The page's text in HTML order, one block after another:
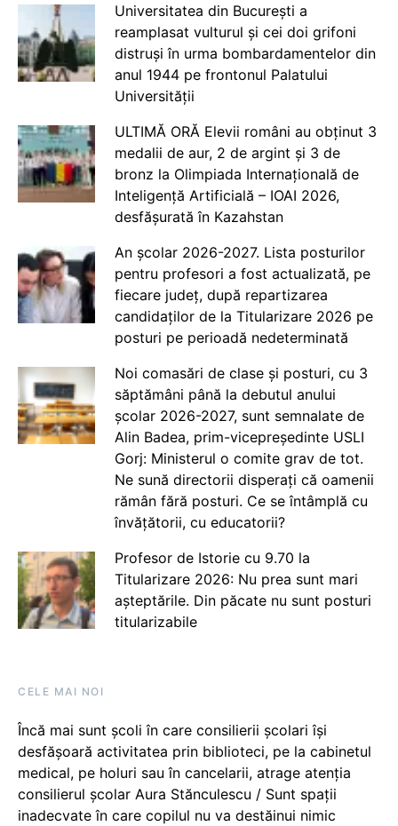
Universitatea din București a
reamplasat vulturul și cei doi grifoni
distruși în urma bombardamentelor din
anul 1944 pe frontonul Palatului
Universității
ULTIMĂ ORĂ Elevii români au obținut 3
medalii de aur, 2 de argint și 3 de
bronz la Olimpiada Internațională de
Inteligență Artificială – IOAI 2026,
desfășurată în Kazahstan
An școlar 2026-2027. Lista posturilor
pentru profesori a fost actualizată, pe
fiecare județ, după repartizarea
candidaților de la Titularizare 2026 pe
posturi pe perioadă nedeterminată
Noi comasări de clase și posturi, cu 3
săptămâni până la debutul anului
școlar 2026-2027, sunt semnalate de
Alin Badea, prim-vicepreședinte USLI
Gorj: Ministerul o comite grav de tot.
Ne sună directorii disperați că oamenii
rămân fără posturi. Ce se întâmplă cu
învățătorii, cu educatorii?
Profesor de Istorie cu 9.70 la
Titularizare 2026: Nu prea sunt mari
așteptările. Din păcate nu sunt posturi
titularizabile
CELE MAI NOI
Încă mai sunt școli în care consilierii școlari își
desfășoară activitatea prin biblioteci, pe la cabinetul
medical, pe holuri sau în cancelarii, atrage atenția
consilierul școlar Aura Stănculescu / Sunt spații
inadecvate în care copilul nu va destăinui nimic